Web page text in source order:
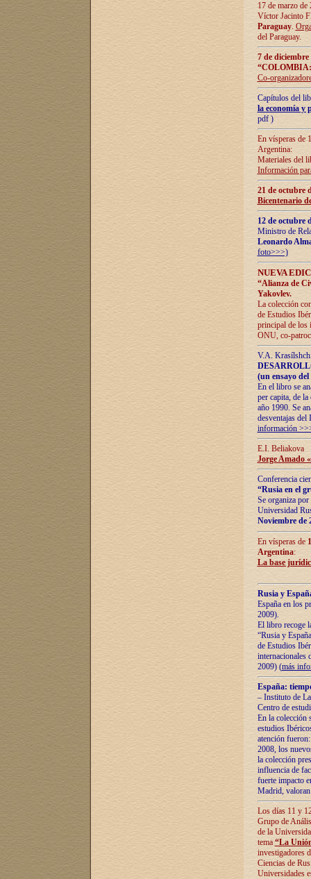
17 de marzo
Víctor Jacinto
Paraguay.
del Paraguay.
7 de
Co-
Capítulos del
la economía y
pdf )
En vísperas de
Argentina:
Materiales del
Información
21 de octubre
Bicentenario
12 de octubre
Ministro de
Leonardo
foto>>>)
NUEVA
“Alianza de
Yakovlev.
La colección
de Estudios
principal de los
ONU, co-
V.A.
(un ensayo
En el libro se
per capita, de
año 1990. Se
desventajas
información
E.I. Beliakova
Jorge Amado
Conferencia
“Rusia en el
Se organiza
Universidad
Noviembre de
En vísperas de
Argentina:
La base
Rusia y
España en los
2009).
El libro recoge
“Rusia y
de Estudios
internacionales
2009) (más
España:
– Instituto de
Centro de
En la colección
estudios
atención
2008, los
la colección
influencia de
fuerte impacto
Madrid,
Los días 11 y
Grupo de
de la
tema “La
investigadores
Ciencias de
Universidades